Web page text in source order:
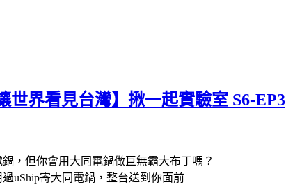
世界看見台灣】揪一起實驗室 S6-EP3
，但你會用大同電鍋做巨無霸大布丁嗎？
uShip寄大同電鍋，整台送到你面前